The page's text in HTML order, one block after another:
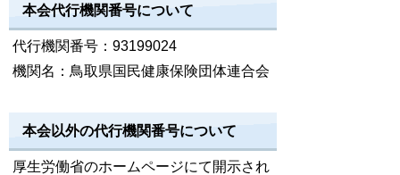
本会代行機関番号について
代行機関番号： 93199024
機関名：鳥取県国民健康保険団体連合会
本会以外の代行機関番号について
厚生労働省のホームページにて開示され